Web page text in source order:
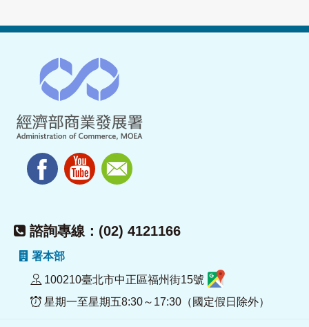
諮詢專線：(02) 4121166
署本部
100210臺北市中正區福州街15號
星期一至星期五8:30～17:30（國定假日除外）